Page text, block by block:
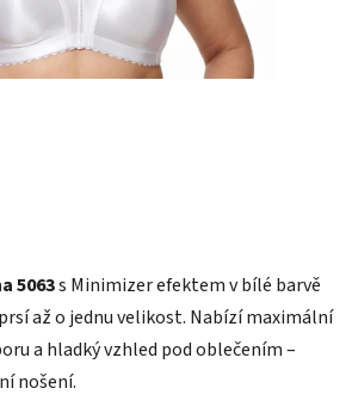
5063s Minimizer efektem v bílé barvě
až o jednu velikost. Nabízí maximální
a hladký vzhled pod oblečením –
nošení.